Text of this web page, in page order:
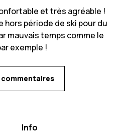
et très agréable !
hors période de ski pour du
mauvais temps comme le
exemple !
commentaires
Info